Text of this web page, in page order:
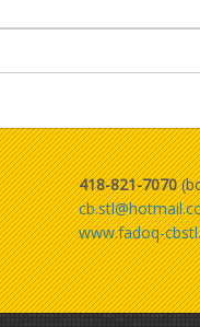
418-821-7070
www.fadoq-